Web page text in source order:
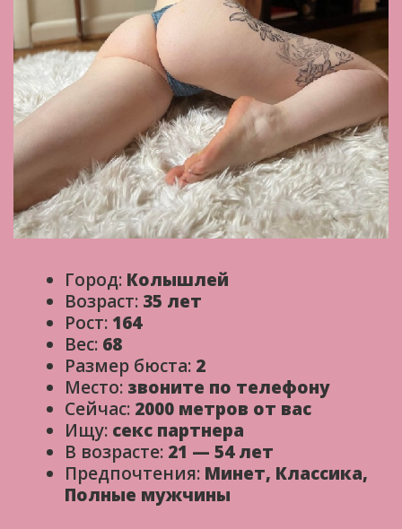
Город: Колышлей
Возраст: 35 лет
Рост: 164
Вес: 68
Размер бюста: 2
Место: звоните по телефону
Сейчас: 2000 метров от вас
Ищу: секс партнера
В возрасте: 21 — 54 лет
Предпочтения: Минет, Классика,
Полные мужчины